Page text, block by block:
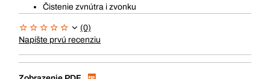
Čistenie zvnútra i zvonku
(0)
Napíšte prvú recenziu